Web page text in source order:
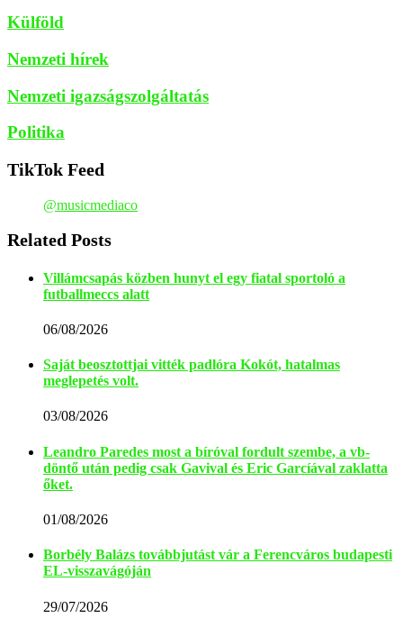
Külföld
Nemzeti hírek
Nemzeti igazságszolgáltatás
Politika
TikTok Feed
@musicmediaco
Related Posts
Villámcsapás közben hunyt el egy fiatal sportoló a
futballmeccs alatt
06/08/2026
Saját beosztottjai vitték padlóra Kokót, hatalmas
meglepetés volt.
03/08/2026
Leandro Paredes most a bíróval fordult szembe, a vb-
döntő után pedig csak Gavival és Eric Garcíával zaklatta
őket.
01/08/2026
Borbély Balázs továbbjutást vár a Ferencváros budapesti
EL-visszavágóján
29/07/2026